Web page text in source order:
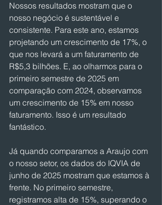
Nossos resultados mostram que o
nosso negócio é sustentável e
consistente. Para este ano, estamos
projetando um crescimento de 17%, o
que nos levará a um faturamento de
R$5,3 bilhões. E, ao olharmos para o
primeiro semestre de 2025 em
comparação com 2024, observamos
um crescimento de 15% em nosso
faturamento. Isso é um resultado
fantástico.
Já quando comparamos a Araujo com
o nosso setor, os dados do IQVIA de
junho de 2025 mostram que estamos à
frente. No primeiro semestre,
registramos alta de 15%, superando o